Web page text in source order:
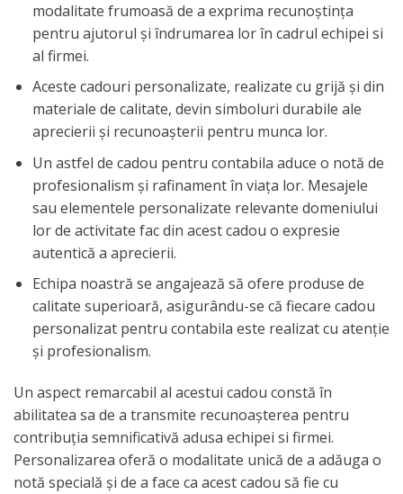
modalitate frumoasă de a exprima recunoștința
pentru ajutorul și îndrumarea lor în cadrul echipei si
al firmei.
Aceste cadouri personalizate, realizate cu grijă și din
materiale de calitate, devin simboluri durabile ale
aprecierii și recunoașterii pentru munca lor.
Un astfel de cadou pentru contabila aduce o notă de
profesionalism și rafinament în viața lor. Mesajele
sau elementele personalizate relevante domeniului
lor de activitate fac din acest cadou o expresie
autentică a aprecierii.
Echipa noastră se angajează să ofere produse de
calitate superioară, asigurându-se că fiecare cadou
personalizat pentru contabila este realizat cu atenție
și profesionalism.
Un aspect remarcabil al acestui cadou constă în
abilitatea sa de a transmite recunoașterea pentru
contribuția semnificativă adusa echipei si firmei.
Personalizarea oferă o modalitate unică de a adăuga o
notă specială și de a face ca acest cadou să fie cu